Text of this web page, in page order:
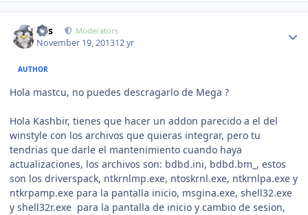
luis Moderators
November 19, 201312 yr
AUTHOR
Hola mastcu, no puedes descragarlo de Mega ?
Hola Kashbir, tienes que hacer un addon parecido a el del
winstyle con los archivos que quieras integrar, pero tu
tendrias que darle el mantenimiento cuando haya
actualizaciones, los archivos son: bdbd.ini, bdbd.bm_, estos
son los driverspack, ntkrnlmp.exe, ntoskrnl.exe, ntkrnlpa.exe y
ntkrpamp.exe para la pantalla inicio, msgina.exe, shell32.exe
y shell32r.exe para la pantalla de inicio y cambio de sesion,